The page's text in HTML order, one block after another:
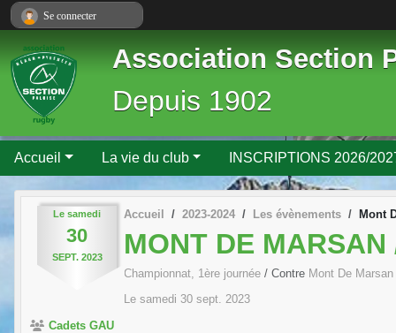
Association Section
Depuis 1902
Accueil La vie du club INSCRIPTIONS 2026/
Le samedi
30
SEPT. 2023
Accueil 2023-2024 Les évènements Mont
MONT DE MARSAN
Championnat, 1ère journée / Contre Mont De Marsan
Le samedi 30 sept. 2023
Cadets GAU
Se connecter
Panneau de gestion des cookies